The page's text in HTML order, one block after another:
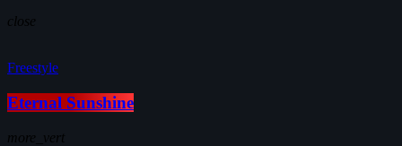
close
Freestyle
Eternal Sunshine
more_vert